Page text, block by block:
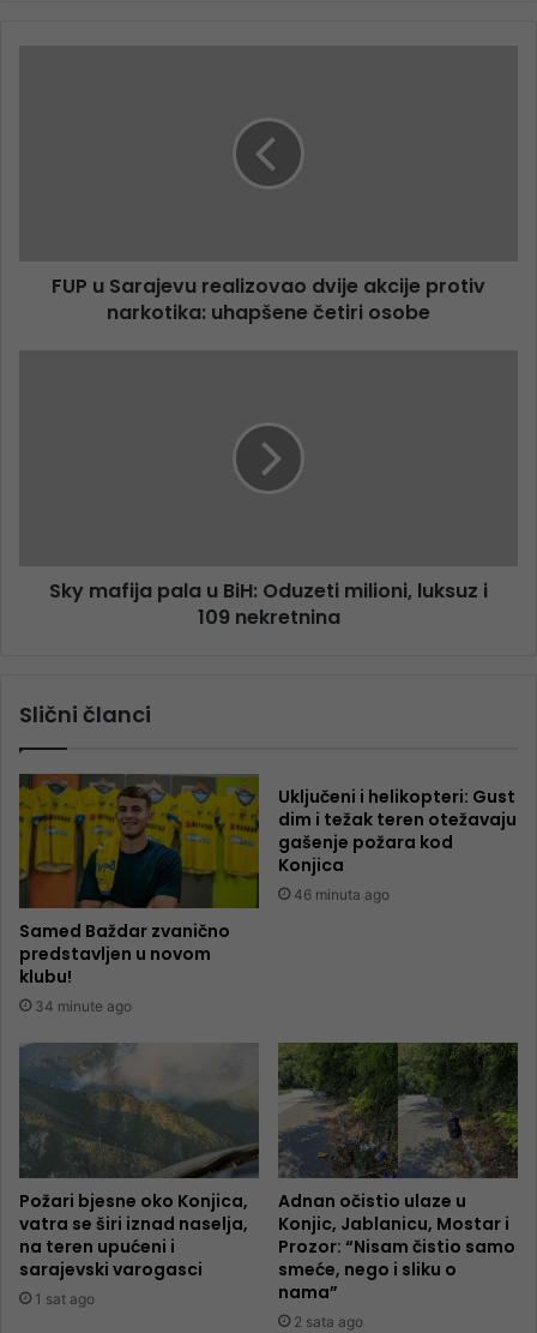
FUP u Sarajevu realizovao dvije akcije protiv
narkotika: uhapšene četiri osobe
Sky mafija pala u BiH: Oduzeti milioni, luksuz i
109 nekretnina
Slični članci
Samed Baždar zvanično
predstavljen u novom
klubu!
34 minute ago
Uključeni i helikopteri: Gust
dim i težak teren otežavaju
gašenje požara kod
Konjica
46 minuta ago
Požari bjesne oko Konjica,
vatra se širi iznad naselja,
na teren upućeni i
sarajevski varogasci
1 sat ago
Adnan očistio ulaze u
Konjic, Jablanicu, Mostar i
Prozor: “Nisam čistio samo
smeće, nego i sliku o
nama”
2 sata ago